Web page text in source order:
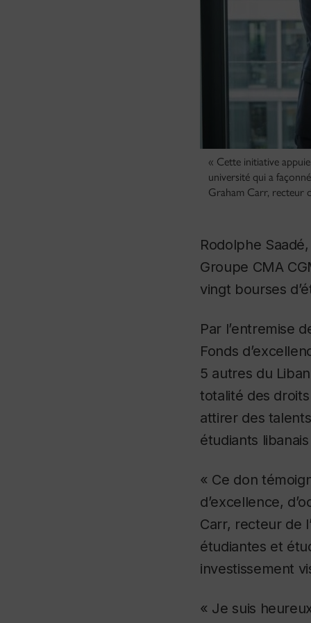
« Cette initiative
université qui a
Graham Carr, recteur
Rodolphe
Groupe CMA
vingt bourses
Par l’entremise
Fonds
5 autres du
totalité des
attirer des
étudiants
« Ce don
d’excellence,
Carr, recteur de
étudiantes et
investissement
« Je suis